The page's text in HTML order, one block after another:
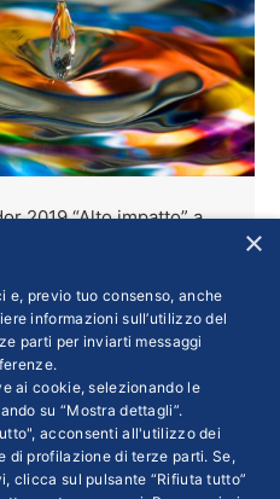
2019 “Alto impatto” a
Milano, Monza
il premio Brand
categoria “Alto
la responsbile
×
previo tuo consenso, anche
informazioni sull’utilizzo del
parti per inviarti messaggi
ai cookie, selezionando le
su “Mostra dettagli”.
acconsenti all'utilizzo dei
di profilazione di terze parti. Se,
clicca sul pulsante “Rifiuta tutto”